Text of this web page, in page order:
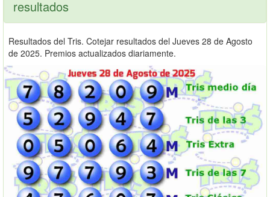
resultados
Resultados del Tris. Cotejar resultados del Jueves 28 de Agosto
de 2025. Premios actualizados diariamente.